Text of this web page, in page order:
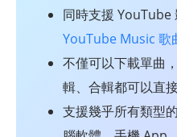
同時支援 YouTube
YouTube Music 歌
不僅可以下載單曲
輯、合輯都可以直
支援幾乎所有類型